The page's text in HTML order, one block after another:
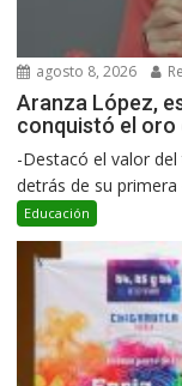
agosto 8, 2026
Aranza López,
conquistó el oro
-Destacó el valor
detrás de su primera
Educación